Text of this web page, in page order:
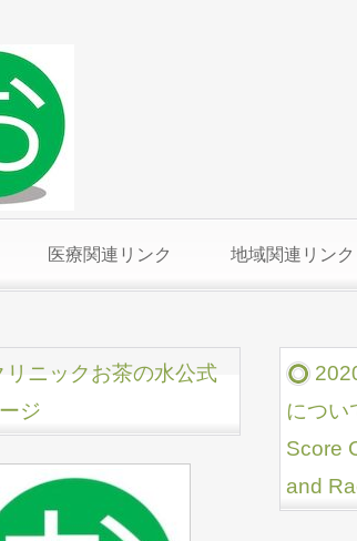
医療関連リンク 地域関連リンク
につい
Score
and
リニックお茶の水公式
ジ